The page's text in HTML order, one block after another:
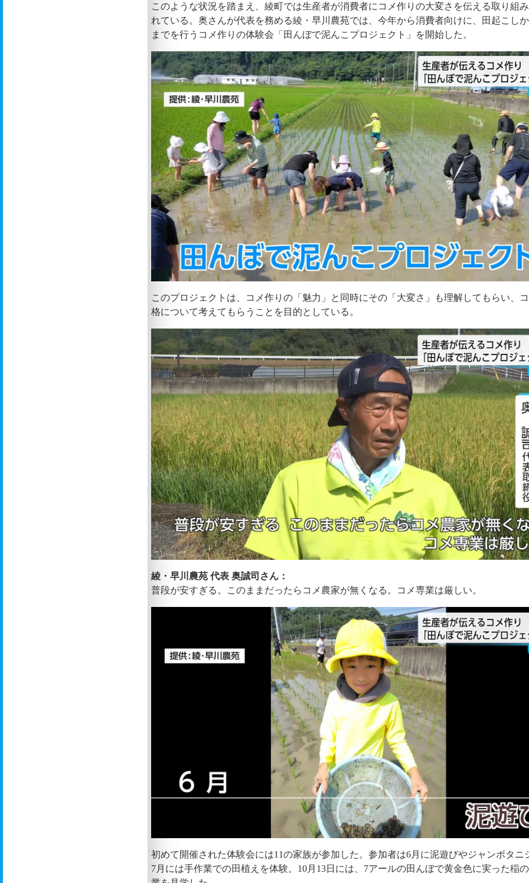
このような状況を踏まえ、綾町では生産者が消費者にコメ作りの大変さを伝える取り組
れている。奥さんが代表を務める綾・早川農苑では、今年から消費者向けに、田起こし
までを行うコメ作りの体験会「田んぼで泥んこプロジェクト」を開始した。
このプロジェクトは、コメ作りの「魅力」と同時にその「大変さ」も理解してもらい、
格について考えてもらうことを目的としている。
綾・早川農苑 代表 奥誠司さん：
普段が安すぎる。このままだったらコメ農家が無くなる。コメ専業は厳しい。
初めて開催された体験会には11の家族が参加した。参加者は6月に泥遊びやジャンボタニ
7月には手作業での田植えを体験。10月13日には、7アールの田んぼで黄金色に実った稲